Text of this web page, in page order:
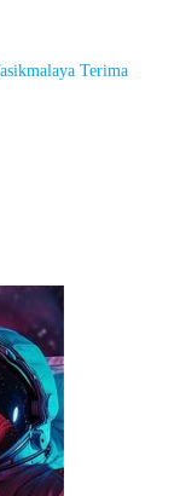
Terima